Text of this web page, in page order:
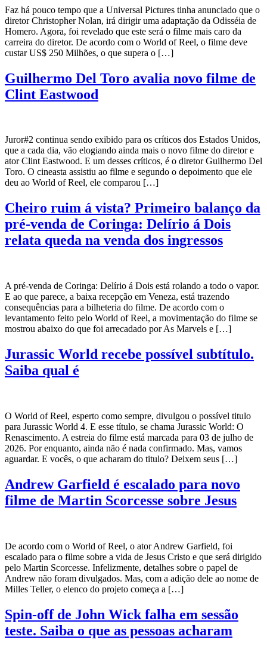
Faz há pouco tempo que a Universal Pictures tinha anunciado que o
diretor Christopher Nolan, irá dirigir uma adaptação da Odisséia de
Homero. Agora, foi revelado que este será o filme mais caro da
carreira do diretor. De acordo com o World of Reel, o filme deve
custar US$ 250 Milhões, o que supera o […]
Guilhermo Del Toro avalia novo filme de
Clint Eastwood
Juror#2 continua sendo exibido para os críticos dos Estados Unidos,
que a cada dia, vão elogiando ainda mais o novo filme do diretor e
ator Clint Eastwood. E um desses críticos, é o diretor Guilhermo Del
Toro. O cineasta assistiu ao filme e segundo o depoimento que ele
deu ao World of Reel, ele comparou […]
Cheiro ruim á vista? Primeiro balanço da
pré-venda de Coringa: Delírio á Dois
relata queda na venda dos ingressos
A pré-venda de Coringa: Delírio á Dois está rolando a todo o vapor.
E ao que parece, a baixa recepção em Veneza, está trazendo
consequências para a bilheteria do filme. De acordo com o
levantamento feito pelo World of Reel, a movimentação do filme se
mostrou abaixo do que foi arrecadado por As Marvels e […]
Jurassic World recebe possível subtítulo.
Saiba qual é
O World of Reel, esperto como sempre, divulgou o possível titulo
para Jurassic World 4. E esse título, se chama Jurassic World: O
Renascimento. A estreia do filme está marcada para 03 de julho de
2026. Por enquanto, ainda não é nada confirmado. Mas, vamos
aguardar. E vocês, o que acharam do titulo? Deixem seus […]
Andrew Garfield é escalado para novo
filme de Martin Scorcesse sobre Jesus
De acordo com o World of Reel, o ator Andrew Garfield, foi
escalado para o filme sobre a vida de Jesus Cristo e que será dirigido
pelo Martin Scorcesse. Infelizmente, detalhes sobre o papel de
Andrew não foram divulgados. Mas, com a adição dele ao nome de
Milles Teller, o elenco do projeto começa a […]
Spin-off de John Wick falha em sessão
teste. Saiba o que as pessoas acharam